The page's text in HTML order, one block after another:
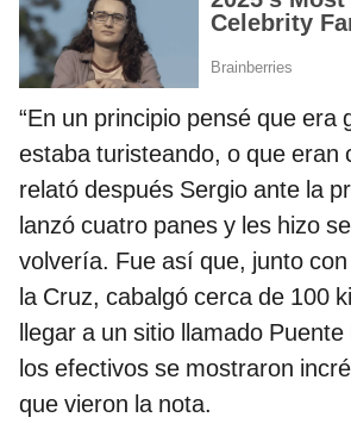
“En un principio pensé que era
estaba turisteando, o que eran
relató después Sergio ante la
lanzó cuatro panes y les hizo
volvería. Fue así que, junto
la Cruz, cabalgó cerca de 100
llegar a un sitio llamado
los efectivos se mostraron
que vieron la nota.